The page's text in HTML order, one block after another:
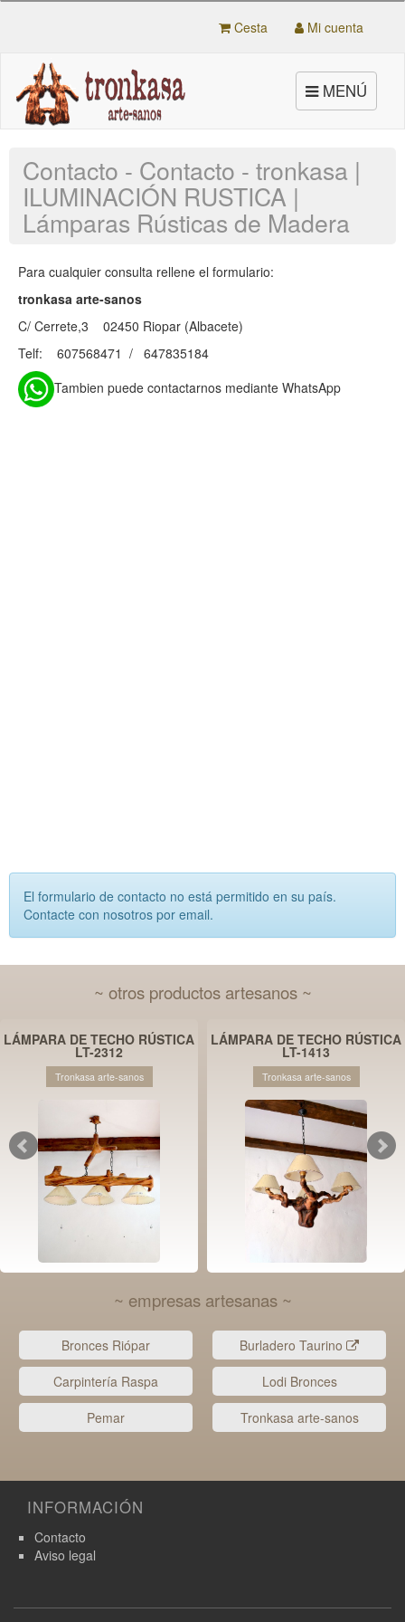
Mi cuenta
Cesta
Toggle
navigation
MENÚ
Contacto - Contacto - tronkasa |
ILUMINACIÓN RUSTICA |
Lámparas Rústicas de Madera
Para cualquier consulta rellene el formulario:
tronkasa arte-sanos
C/ Cerrete,3 02450 Riopar (Albacete)
Telf: 607568471 / 647835184
Tambien puede contactarnos mediante WhatsApp
El formulario de contacto no está permitido en su país.
Contacte con nosotros por email.
~ otros productos artesanos ~
LÁMPARA DE TECHO RÚSTICA
LT-2312
Tronkasa arte-sanos
LÁMPARA DE TECHO RÚSTICA
LT-1413
Tronkasa arte-sanos
~ empresas artesanas ~
Bronces Riópar
Burladero Taurino
Carpintería Raspa
Lodi Bronces
Pemar
Tronkasa arte-sanos
INFORMACIÓN
Contacto
Aviso legal